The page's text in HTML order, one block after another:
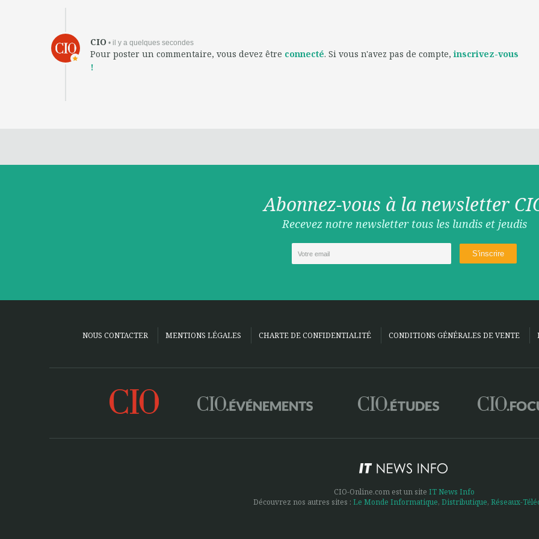
CIO • il y a quelques secondes
Pour poster un commentaire, vous devez être connecté. Si vous n'avez pas de compte,inscrivez-vous
!
Abonnez-vous à la newsletter
Recevez notre newsletter tous les lundis et jeudis
NOUS CONTACTER MENTIONS LÉGALES CHARTE DE CONFIDENTIALITÉ CONDITIONS GÉNÉRALES DE VENTE
CIO-Online.com est un site IT News Info
Découvrez nos autres sites : Le Monde Informatique, Distributique, Réseaux-